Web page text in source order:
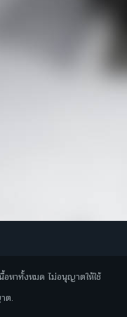
หาทั้งหมด ไม่อนุญาตให้ใช้
ต.